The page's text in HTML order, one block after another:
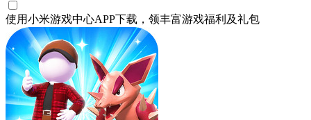
使用小米游戏中心APP下载 ，领丰富游戏福利 及礼包